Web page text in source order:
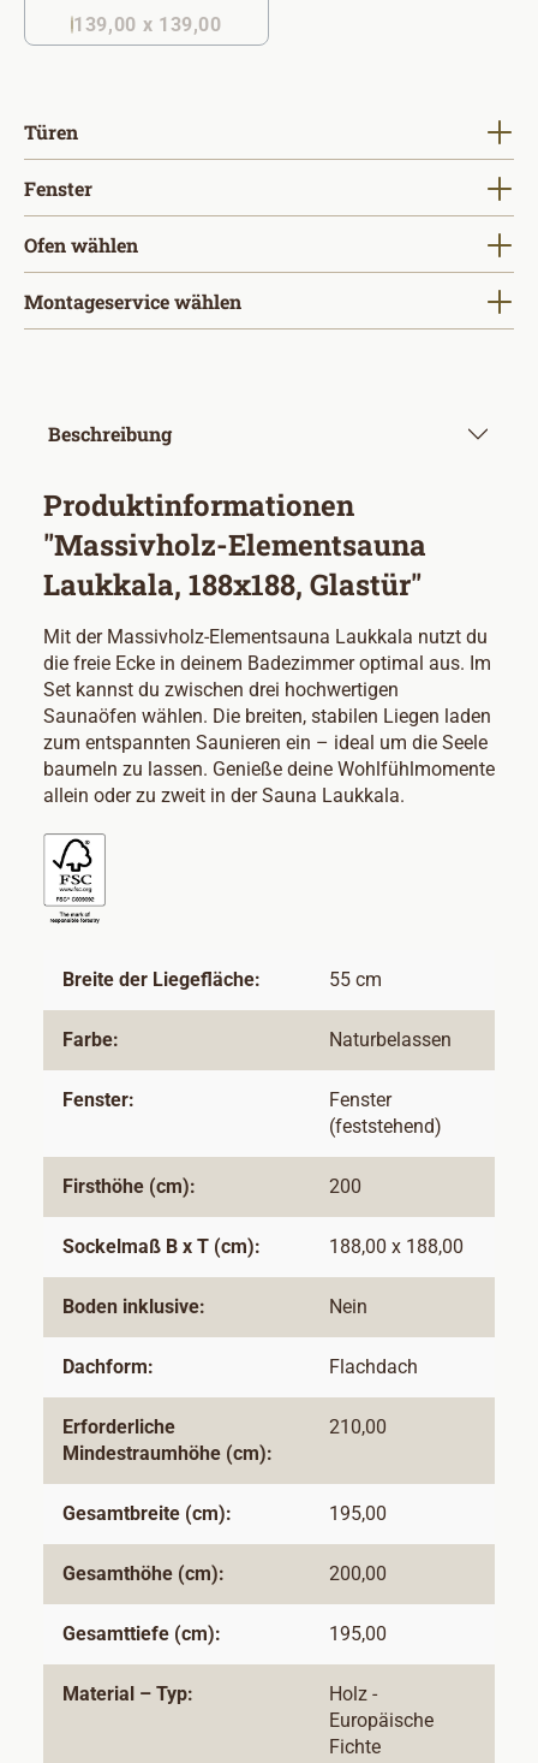
139,00 x 139,00
Türen
Fensterauswählen
Ofen wählen
Montageservice wählen
Beschreibung
Produktinformationen
"Massivholz-Elementsauna
Laukkala, 188x188, Glastür"
Mit der Massivholz-Elementsauna Laukkala nutzt du
die freie Ecke in deinem Badezimmer optimal aus. Im
Set kannst du zwischen drei hochwertigen
Saunaöfen wählen. Die breiten, stabilen Liegen laden
zum entspannten Saunieren ein – ideal um die Seele
baumeln zu lassen. Genieße deine Wohlfühlmomente
allein oder zu zweit in der Sauna Laukkala.
Breite der Liegefläche: 55 cm
Farbe: Naturbelassen
Fenster:
Fenster
(feststehend)
Firsthöhe (cm): 200
Sockelmaß B x T (cm): 188,00 x 188,00
Boden inklusive: Nein
Dachform: Flachdach
Erforderliche
Mindestraumhöhe (cm):
210,00
Gesamtbreite (cm): 195,00
Gesamthöhe (cm): 200,00
Gesamttiefe (cm): 195,00
Material – Typ:
Holz -
Europäische
Fichte